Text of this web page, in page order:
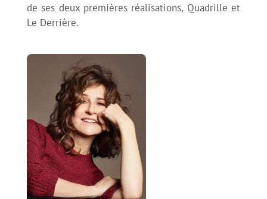
Les burlesques font du sport
Séances anniversaire
Hommage à Marcel Pagnol – Le Schpountz
Séance plein air – The Blues Brothers
Séance spéciale en version restaurée
de ses deux premières réalisations, Quadrille et
Le Derrière.